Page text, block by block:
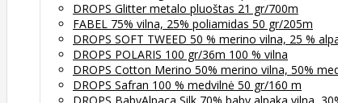
DROPS Glitter metalo pluoštas 21 gr/700m
FABEL 75% vilna, 25% poliamidas 50 gr/205m
DROPS SOFT TWEED 50 % merino vilna, 25 %
DROPS POLARIS 100 gr/36m 100 % vilna
DROPS Cotton Merino 50% merino vilna, 50%
DROPS Safran 100 % medvilnė 50 gr/160 m
DROPS BabyAlpaca Silk 70% baby alpaka vilna,